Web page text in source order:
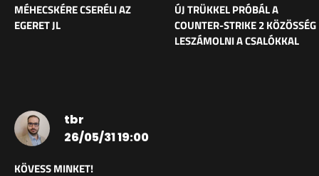
MÉHECSKÉRE CSERÉLI AZ
EGERET JL
ÚJ TRÜKKEL PRÓBÁL A
COUNTER-STRIKE 2 KÖZÖSSÉG
LESZÁMOLNI A CSALÓKKAL
tbr
26/05/31 19:00
KÖVESS MINKET!